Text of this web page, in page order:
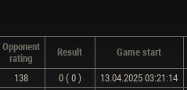
Opponent
rating
Result Game start
138 0 ( 0 )
13.04.2025 03:21:14